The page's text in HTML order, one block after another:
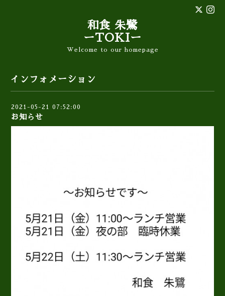
和食 朱鷺
ーTOKIー
Welcome to our homepage
インフォメーション
2021-05-21 07:52:00
お知らせ